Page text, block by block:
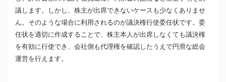
議します。しかし、株主が出席できないケースも少なくありませ
ん。そのような場合に利用されるのが議決権行使委任状です。委
任状を適切に作成することで、株主本人が出席しなくても議決権
を有効に行使でき、会社側も代理権を確認したうえで円滑な総会
運営を行えます。